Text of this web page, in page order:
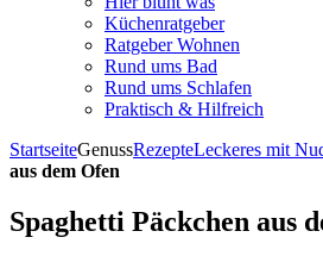
Küchenratgeber
Ratgeber Wohnen
Rund ums Bad
Rund ums Schlafen
Praktisch & Hilfreich
StartseiteGenussRezepteLeckeres mit
aus dem Ofen
Spaghetti Päckchen aus